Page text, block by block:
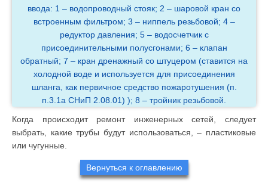
ввода: 1 – водопроводный стояк; 2 – шаровой кран со
встроенным фильтром; 3 – ниппель резьбовой; 4 –
редуктор давления; 5 – водосчетчик с
присоединительными полусгонами; 6 – клапан
обратный; 7 – кран дренажный со штуцером (ставится на
холодной воде и используется для присоединения
шланга, как первичное средство пожаротушения (п.
п.3.1а СНиП 2.08.01) ); 8 – тройник резьбовой.
Когда происходит ремонт инженерных сетей, следует
выбрать, какие трубы будут использоваться, – пластиковые
или чугунные.
Вернуться к оглавлению